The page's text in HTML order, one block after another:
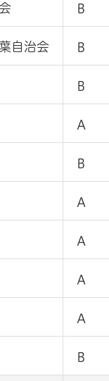
B
自治会 B
B
A
B
A
A
A
A
B